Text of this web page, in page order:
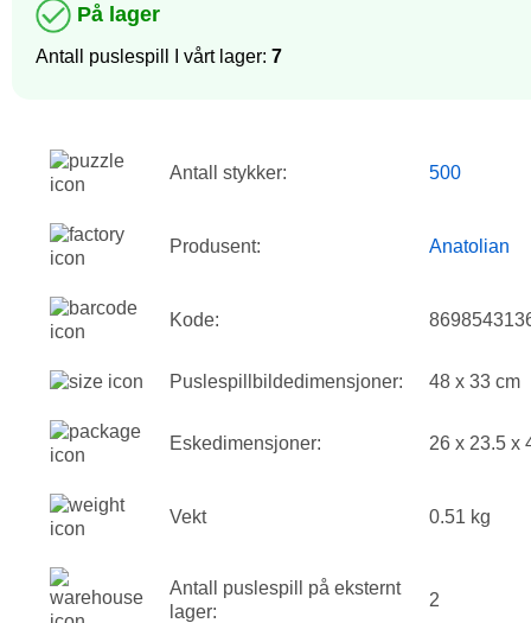
På lager
Antall puslespill I vårt lager: 7
Antall stykker: 500
Produsent: Anatolian
Kode:
Puslespillbildedimensjoner: 48 x 33 cm
Eskedimensjoner: 26 x 23.5 x
Vekt 0.51 kg
Antall puslespill på eksternt
lager:
2